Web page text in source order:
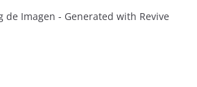
de Imagen - Generated with Revive